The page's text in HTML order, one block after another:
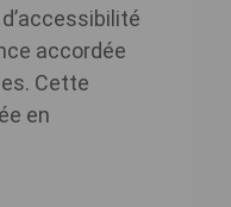
accordée
Cette
en